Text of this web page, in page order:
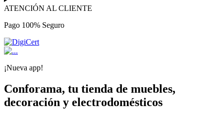
ATENCIÓN AL CLIENTE
Pago 100% Seguro
¡Nueva app!
Conforama, tu tienda de muebles,
decoración y electrodomésticos